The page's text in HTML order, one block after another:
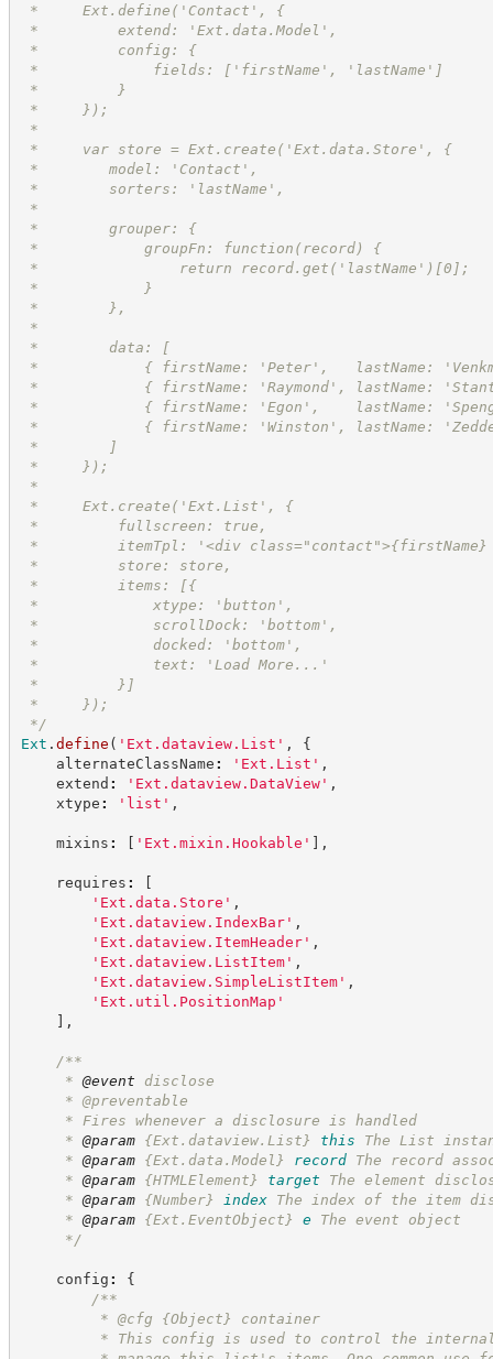
*     Ext.define('Contact', {
*         extend: 'Ext.data.Model',
*         config: {
*             fields: ['firstName', 'lastName']
*         }
*     });
*
*     var store = Ext.create('Ext.data.Store', {
*        model: 'Contact',
*        sorters: 'lastName',
*
*        grouper: {
*            groupFn: function(record) {
*                return record.get('lastName')[0];
*            }
*        },
*
*        data: [
*            { firstName: 'Peter',   lastName:
*            { firstName: 'Raymond', lastName:
*            { firstName: 'Egon',    lastName:
*            { firstName: 'Winston', lastName:
*        ]
*     });
*
*     Ext.create('Ext.List', {
*         fullscreen: true,
*         itemTpl: '<div class="contact">{firstName}
*         store: store,
*         items: [{
*             xtype: 'button',
*             scrollDock: 'bottom',
*             docked: 'bottom',
*             text: 'Load More...'
*         }]
*     });
*/
Ext . define ( ' Ext.dataview.List ' ,
{
alternateClassName : ' Ext.List ' ,
extend : ' Ext.dataview.DataView' ,
xtype : ' list ' ,
mixins : [ ' Ext.mixin.Hookable ' ] ,
requires :
[
' Ext.data.Store ' ,
' Ext.dataview.IndexBar' ,
' Ext.dataview.ItemHeader' ,
' Ext.dataview.ListItem' ,
' Ext.dataview.SimpleListItem' ,
' Ext.util.PositionMap '
] ,
/**
* @event disclose
* @preventable
* Fires whenever a disclosure is handled
* @param {Ext.dataview.List} this
The List
* @param {Ext.data.Model} record
The record
* @param {HTMLElement} target
The element
* @param {Number} index
The index of the item
* @param {Ext.EventObject} e
The event object
*/
config :
{
/**
* @cfg {Object}
container
* This config is used to control the